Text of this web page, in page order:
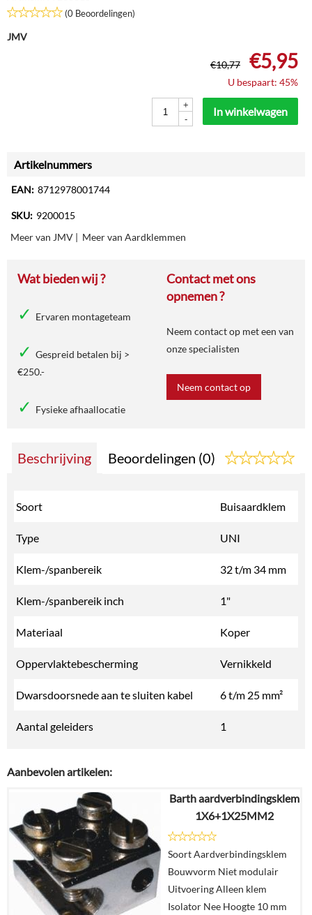
(0 Beoordelingen)
JMV
€10,77 €5,95
U bespaart: 45%
+
-
In winkelwagen
Artikelnummers
EAN: 8712978001744
SKU: 9200015
Meer van JMV | Meer van Aardklemmen
Wat bieden wij ?
Ervaren montageteam
Gespreid betalen bij >
€250.-
Fysieke afhaallocatie
Contact met ons
opnemen ?
Neem contact op met een van
onze specialisten
Neem contact op
Beschrijving Beoordelingen (0)
Soort Buisaardklem
Type UNI
Klem-/spanbereik 32 t/m 34 mm
Klem-/spanbereik inch 1"
Materiaal Koper
Oppervlaktebescherming Vernikkeld
Dwarsdoorsnede aan te sluiten kabel 6 t/m 25 mm²
Aantal geleiders 1
Aanbevolen artikelen:
Barth aardverbindingsklem
1X6+1X25MM2
Soort Aardverbindingsklem
Bouwvorm Niet modulair
Uitvoering Alleen klem
Isolator Nee Hoogte 10 mm